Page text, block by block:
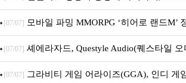
M.2 NVMe 디앤디컴 1TB
[07/07] 모바일 파밍 MMORPG ‘히어로 랜드M’
[07/07] 셰에라자드, Questyle Audio(퀘스타일
내 정식 출시
[07/07] 그라비티 게임 어라이즈(GGA), 인디 게